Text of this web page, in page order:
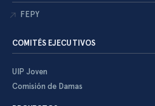
FEPY
COMITÉS EJECUTIVOS
UIP Joven
Comisión de Damas